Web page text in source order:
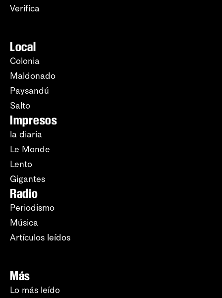
Verifica
Local
Colonia
Maldonado
Paysandú
Salto
Impresos
la diaria
Le Monde
Lento
Gigantes
Radio
Periodismo
Música
Artículos leídos
Más
Lo más leído